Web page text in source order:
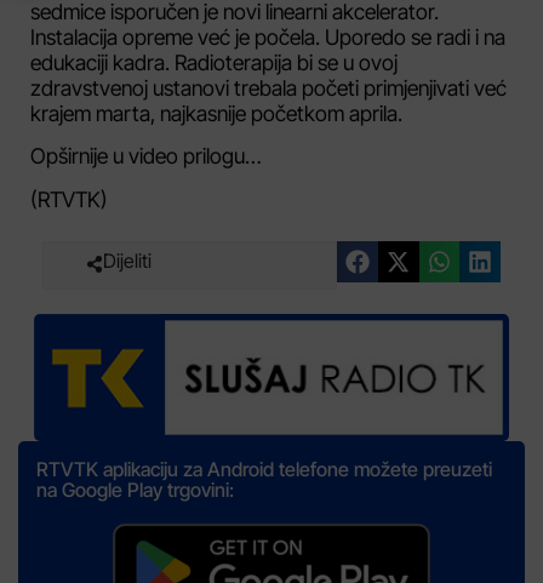
sedmice isporučen je novi linearni akcelerator.
Instalacija opreme već je počela. Uporedo se radi i na
edukaciji kadra. Radioterapija bi se u ovoj
zdravstvenoj ustanovi trebala početi primjenjivati već
krajem marta, najkasnije početkom aprila.
Opširnije u video prilogu…
(RTVTK)
Dijeliti
RTVTK aplikaciju za Android telefone možete preuzeti
na Google Play trgovini: